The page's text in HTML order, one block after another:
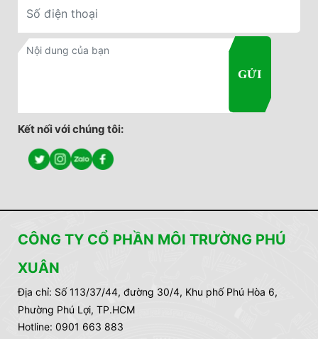
ứng phó sự cố hóa chất?…
Kết nối với chúng tôi:
CÔNG TY CỔ PHẦN MÔI TRƯỜNG PHÚ
XUÂN
Địa chỉ: Số 113/37/44, đường 30/4, Khu phố Phú Hòa 6,
Phường Phú Lợi, TP.HCM
Hotline: 0901 663 883